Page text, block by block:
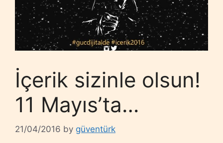
İçerik sizinle olsun!
11 Mayıs’ta…
21/04/2016 by güventürk